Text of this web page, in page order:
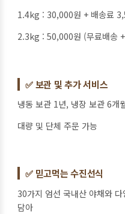
1.4kg : 30,000원 + 배송료
2.3kg : 50,000원 (무료배송
✅ 보관 및 추가 서비스
냉동 보관 1년, 냉장 보관 6개
대량 및 단체 주문 가능
✅ 믿고먹는 수진선식
30가지 엄선 국내산 야채와
담아